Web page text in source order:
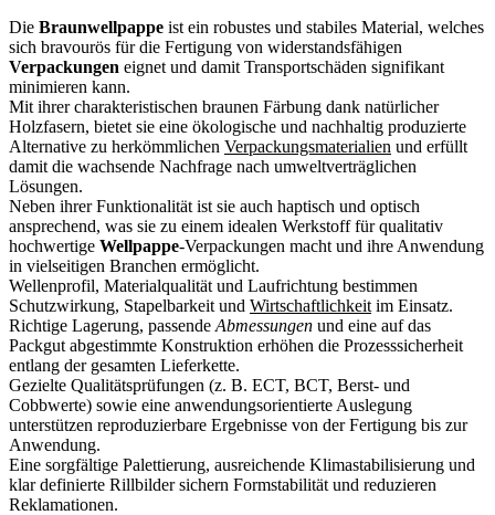
Die Braunwellpappe ist ein robustes und stabiles Material, welches
sich bravourös für die Fertigung von widerstandsfähigen
Verpackungen eignet und damit Transportschäden signifikant
minimieren kann.
Mit ihrer charakteristischen braunen Färbung dank natürlicher
Holzfasern, bietet sie eine ökologische und nachhaltig produzierte
Alternative zu herkömmlichen Verpackungsmaterialien und erfüllt
damit die wachsende Nachfrage nach umweltverträglichen
Lösungen.
Neben ihrer Funktionalität ist sie auch haptisch und optisch
ansprechend, was sie zu einem idealen Werkstoff für qualitativ
hochwertige Wellpappe-Verpackungen macht und ihre Anwendung
in vielseitigen Branchen ermöglicht.
Wellenprofil, Materialqualität und Laufrichtung bestimmen
Schutzwirkung, Stapelbarkeit und Wirtschaftlichkeit im Einsatz.
Richtige Lagerung, passende Abmessungen und eine auf das
Packgut abgestimmte Konstruktion erhöhen die Prozesssicherheit
entlang der gesamten Lieferkette.
Gezielte Qualitätsprüfungen (z. B. ECT, BCT, Berst- und
Cobbwerte) sowie eine anwendungsorientierte Auslegung
unterstützen reproduzierbare Ergebnisse von der Fertigung bis zur
Anwendung.
Eine sorgfältige Palettierung, ausreichende Klimastabilisierung und
klar definierte Rillbilder sichern Formstabilität und reduzieren
Reklamationen.